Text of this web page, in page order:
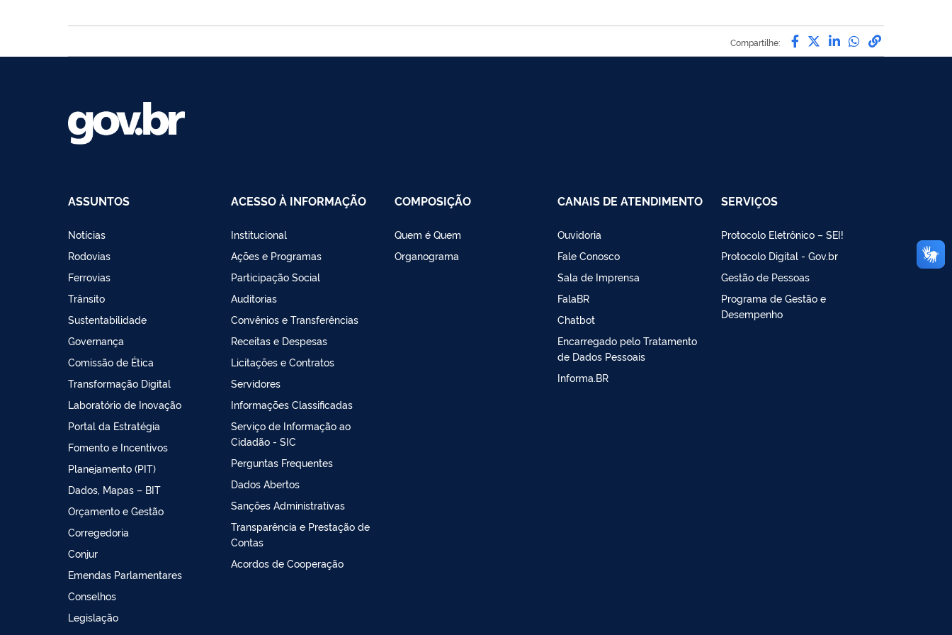
Compartilhe: Compartilhe por
Compartilhe por
Compartilhe por
Compartilhe
link para
ASSUNTOS
Notícias
Rodovias
Ferrovias
Trânsito
Sustentabilidade
Governança
Comissão de Ética
Transformação Digital
Laboratório de Inovação
Portal da Estratégia
Fomento e Incentivos
Planejamento (PIT)
Dados, Mapas – BIT
Orçamento e Gestão
Corregedoria
Conjur
Emendas Parlamentares
Conselhos
Legislação
ACESSO À INFORMAÇÃO
Institucional
Ações e Programas
Participação Social
Auditorias
Convênios e Transferências
Receitas e Despesas
Licitações e Contratos
Servidores
Informações Classificadas
Serviço de Informação ao
Cidadão - SIC
Perguntas Frequentes
Dados Abertos
Sanções Administrativas
Transparência e Prestação de
Contas
Acordos de Cooperação
COMPOSIÇÃO
Quem é Quem
Organograma
CANAIS DE ATENDIMENTO
Ouvidoria
Fale Conosco
Sala de Imprensa
FalaBR
Chatbot
Encarregado pelo Tratamento
de Dados Pessoais
Informa.BR
SERVIÇOS
Protocolo Eletrônico – SEI!
Protocolo Digital - Gov.br
Gestão de Pessoas
Programa de Gestão e
Desempenho